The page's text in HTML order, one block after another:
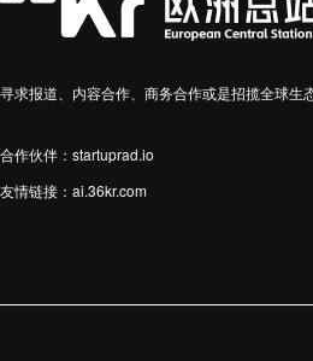
寻求报道、内容合作、商务合作或是招揽全球
合作伙伴：startuprad.io
友情链接： ai.36kr.com